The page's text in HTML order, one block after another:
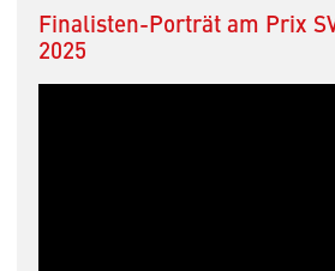
Finalisten-Porträt am Prix
2025